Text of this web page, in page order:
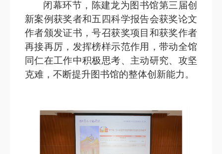
闭幕环节，陈建龙为图书馆第三届创
新案例获奖者和五四科学报告会获奖论文
作者颁发证书，号召获奖项目和获奖作者
再接再厉，发挥榜样示范作用，带动全馆
同仁在工作中积极思考、主动研究、攻坚
克难，不断提升图书馆的整体创新能力。